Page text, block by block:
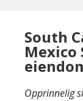
South
Opprinnelig